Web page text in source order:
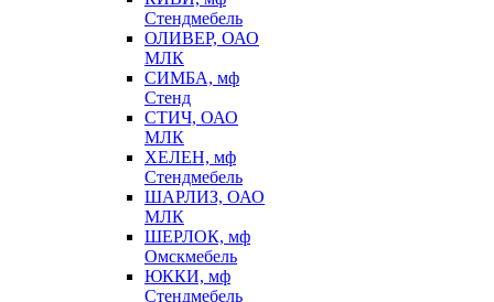
Стендмебель
ОЛИВЕР, ОАО
МЛК
СИМБА, мф
Стенд
СТИЧ, ОАО
МЛК
ХЕЛЕН, мф
Стендмебель
ШАРЛИЗ, ОАО
МЛК
ШЕРЛОК, мф
Омскмебель
ЮККИ, мф
Стендмебель